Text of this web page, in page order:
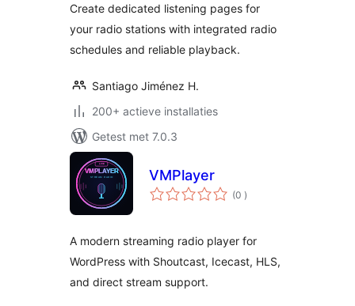
Create dedicated listening pages for
your radio stations with integrated radio
schedules and reliable playback.
Santiago Jiménez H.
200+ actieve installaties
Getest met 7.0.3
VMPlayer
(0 aantal
beoordelingen
)
A modern streaming radio player for
WordPress with Shoutcast, Icecast, HLS,
and direct stream support.